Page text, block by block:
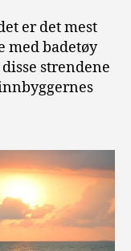
er det mest
med badetøy
strendene